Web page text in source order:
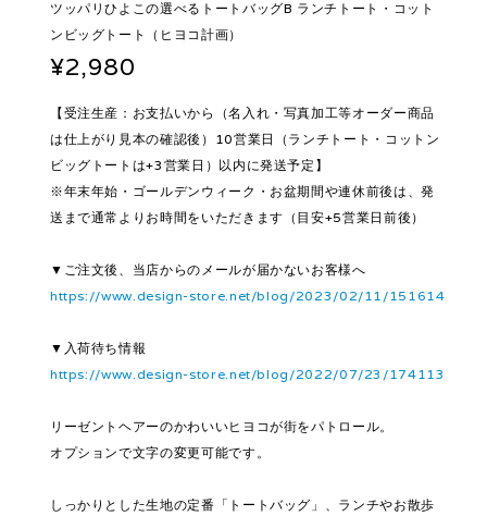
ツッパリひよこの選べるトートバッグB ランチトート・コット
ンビッグトート（ヒヨコ計画）
¥2,980
【受注生産：お支払いから（名入れ・写真加工等オーダー商品
は仕上がり見本の確認後）10営業日（ランチトート・コットン
ビッグトートは+3営業日）以内に発送予定】
※年末年始・ゴールデンウィーク・お盆期間や連休前後は、発
送まで通常よりお時間をいただきます（目安+5営業日前後）
▼ご注文後、当店からのメールが届かないお客様へ
https://www.design-store.net/blog/2023/02/11/151614
▼入荷待ち情報
https://www.design-store.net/blog/2022/07/23/174113
リーゼントヘアーのかわいいヒヨコが街をパトロール。
オプションで文字の変更可能です。
しっかりとした生地の定番「トートバッグ」、ランチやお散歩